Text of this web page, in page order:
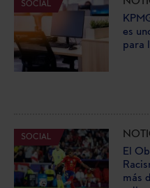
SOCIAL
es
para
SOCIAL
El
más